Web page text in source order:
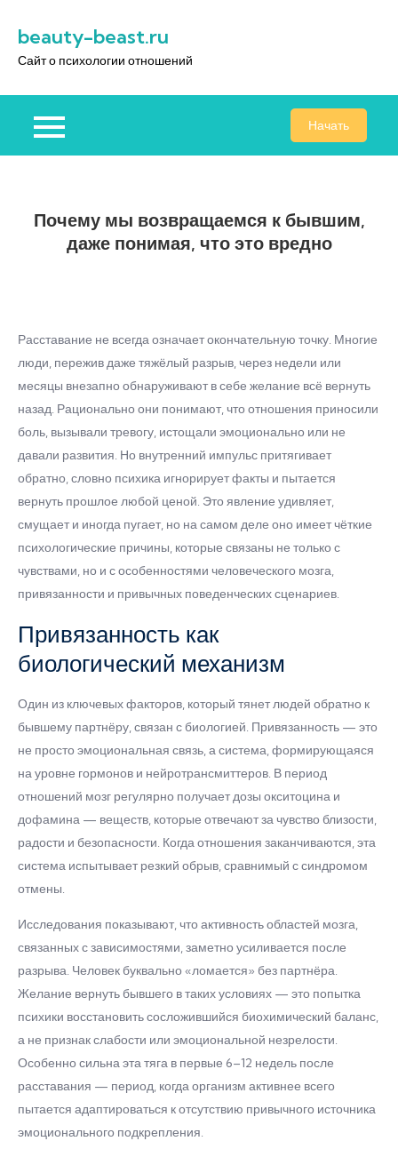
содержимому
beauty-beast.ru
Сайт о психологии отношений
Начать
Почему мы возвращаемся к бывшим,
даже понимая, что это вредно
Расставание не всегда означает окончательную точку. Многие
люди, пережив даже тяжёлый разрыв, через недели или
месяцы внезапно обнаруживают в себе желание всё вернуть
назад. Рационально они понимают, что отношения приносили
боль, вызывали тревогу, истощали эмоционально или не
давали развития. Но внутренний импульс притягивает
обратно, словно психика игнорирует факты и пытается
вернуть прошлое любой ценой. Это явление удивляет,
смущает и иногда пугает, но на самом деле оно имеет чёткие
психологические причины, которые связаны не только с
чувствами, но и с особенностями человеческого мозга,
привязанности и привычных поведенческих сценариев.
Привязанность как
биологический механизм
Один из ключевых факторов, который тянет людей обратно к
бывшему партнёру, связан с биологией. Привязанность — это
не просто эмоциональная связь, а система, формирующаяся
на уровне гормонов и нейротрансмиттеров. В период
отношений мозг регулярно получает дозы окситоцина и
дофамина — веществ, которые отвечают за чувство близости,
радости и безопасности. Когда отношения заканчиваются, эта
система испытывает резкий обрыв, сравнимый с синдромом
отмены.
Исследования показывают, что активность областей мозга,
связанных с зависимостями, заметно усиливается после
разрыва. Человек буквально «ломается» без партнёра.
Желание вернуть бывшего в таких условиях — это попытка
психики восстановить сосложившийся биохимический баланс,
а не признак слабости или эмоциональной незрелости.
Особенно сильна эта тяга в первые 6–12 недель после
расставания — период, когда организм активнее всего
пытается адаптироваться к отсутствию привычного источника
эмоционального подкрепления.